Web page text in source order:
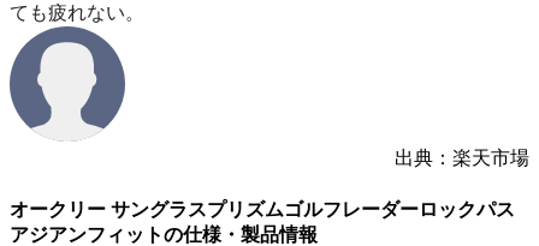
ても疲れない。
出典：楽天市場
オークリー サングラスプリズムゴルフレーダーロックパス
アジアンフィットの仕様・製品情報